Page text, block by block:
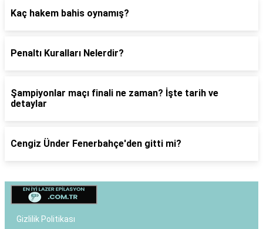
Kaç hakem bahis oynamış?
Penaltı Kuralları Nelerdir?
Şampiyonlar maçı finali ne zaman? İşte tarih ve
detaylar
Cengiz Ünder Fenerbahçe'den gitti mi?
Gizlilik Politikası